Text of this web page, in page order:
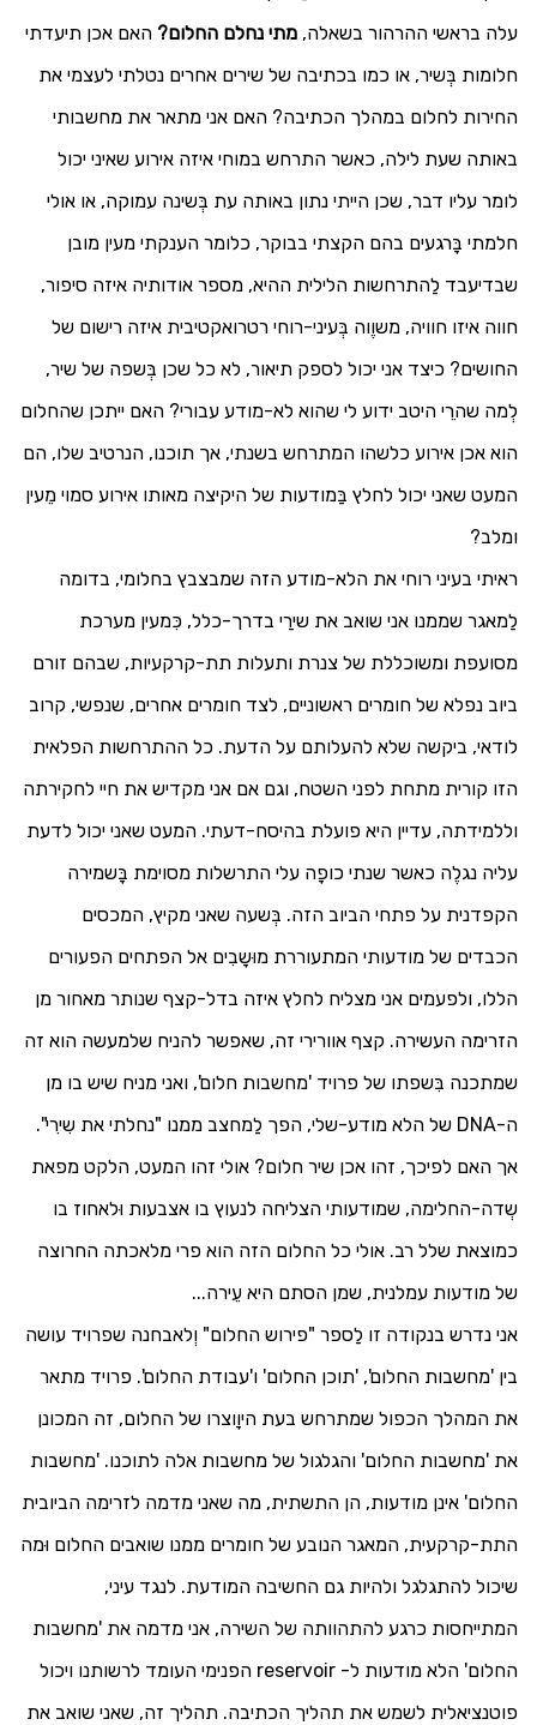
עלה בראשי ההרהור בשאלה, מתי נחלם החלום? האם אכן תיעדתי
חלומות בְּשיר, או כמו בכתיבה של שירים אחרים נטלתי לעצמי את
החירות לחלום במהלך הכתיבה? האם אני מתאר את מחשבותי
באותה שעת לילה, כאשר התרחש במוחי איזה אירוע שאיני יכול
לומר עליו דבר, שכן הייתי נתון באותה עת בְּשינה עמוקה, או אולי
חלמתי בָּרגעים בהם הקצתי בבוקר, כלומר הענקתי מעין מובן
שבדיעבד לַהתרחשות הלילית ההיא, מספר אודותיה איזה סיפור,
חווה איזו חוויה, משוֶוה בְּעיני-רוחי רטרואקטיבית איזה רישום של
החושים? כיצד אני יכול לספק תיאור, לא כל שכן בְּשפה של שיר,
לְמה שהרֵי היטב ידוע לי שהוא לא-מודע עבורי? האם ייתכן שהחלום
הוא אכן אירוע כלשהו המתרחש בשנתי, אך תוכנו, הנרטיב שלו, הם
המעט שאני יכול לחלץ בַּמודעות של היקיצה מאותו אירוע סמוי מֵעין
ומלב?
ראיתי בעיני רוחי את הלא-מודע הזה שמבצבץ בחלומי, בדומה
לַמאגר שממנו אני שואב את שירַי בדרך-כלל, כִּמעין מערכת
מסועפת ומשוכללת של צנרת ותעלות תת-קרקעיות, שבהם זורם
ביוב נפלא של חומרים ראשוניים, לצד חומרים אחרים, שנפשי, קרוב
לודאי, ביקשה שלא להעלותם על הדעת. כל ההתרחשות הפלאית
הזו קורית מתחת לפני השטח, וגם אם אני מקדיש את חיי לחקירתה
וללמידתה, עדיין היא פועלת בהיסח-דעתי. המעט שאני יכול לדעת
עליה נגלֶה כאשר שנתי כופָה עלי התרשלות מסוימת בָּשמירה
הקפדנית על פתחי הביוב הזה. בְּשעה שאני מקיץ, המכסים
הכבדים של מודעותי המתעוררת מוּשָבִים אל הפתחים הפעורים
הללו, ולפעמים אני מצליח לחלץ איזה בדל-קצף שנותר מאחור מן
הזרימה העשירה. קצף אוורירי זה, שאפשר להניח שלמעשה הוא זה
שמתכנה בִּשפתו של פרויד 'מחשבות חלום', ואני מניח שיש בו מן
ה-DNA של הלא מודע-שלי, הפך לַמחצב ממנו "נחלתי את שִירִי".
אך האם לפיכך, זהו אכן שיר חלום? אולי זהו המעט, הלקט מפאת
שְדה-החלימה, שמודעותי הצליחה לנעוץ בו אצבעות וּלאחוז בו
כמוצאת שלל רב. אולי כל החלום הזה הוא פרי מלאכתה החרוצה
של מודעות עמלנית, שמן הסתם היא עֵירה...
אני נדרש בנקודה זו לַספר "פירוש החלום" וְלאבחנה שפרויד עושה
בין 'מחשבות החלום', 'תוכן החלום' ו'עבודת החלום'. פרויד מתאר
את המהלך הכפול שמתרחש בעת היוָוצרו של החלום, זה המכונן
את 'מחשבות החלום' והגלגול של מחשבות אלה לתוכנו. 'מחשבות
החלום' אינן מודעות, הן התשתית, מה שאני מדמה לזרימה הביובית
התת-קרקעית, המאגר הנובע של חומרים ממנו שואבים החלום וּמה
שיכול להתגלגל ולהיות גם החשיבה המודעת. לנגד עיני,
המתייחסות כרגע להתהוותה של השירה, אני מדמה את 'מחשבות
החלום' הלא מודעות ל- reservoir הפנימי העומד לרשותנו ויכול
פוטנציאלית לשמש את תהליך הכתיבה. תהליך זה, שאני שואב את